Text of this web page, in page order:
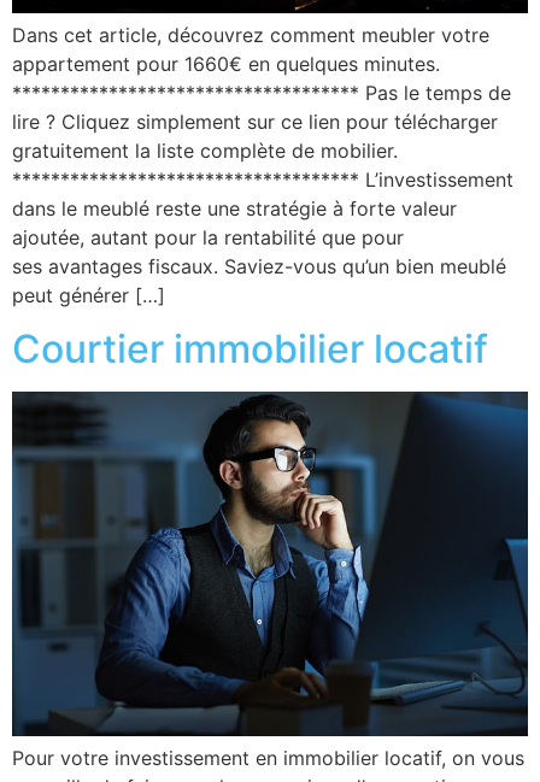
Dans cet article, découvrez comment meubler votre
appartement pour 1660€ en quelques minutes.
************************************ Pas le temps de
lire ? Cliquez simplement sur ce lien pour télécharger
gratuitement la liste complète de mobilier.
************************************ L’investissement
dans le meublé reste une stratégie à forte valeur
ajoutée, autant pour la rentabilité que pour
ses avantages fiscaux. Saviez-vous qu’un bien meublé
peut générer […]
Courtier immobilier locatif
Pour votre investissement en immobilier locatif, on vous